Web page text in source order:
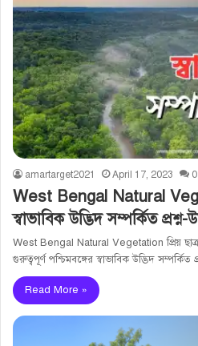
amartarget2021 April 17, 2023 0
West Bengal Natural
স্বাভাবিক উদ্ভিদ সম্পর্কিত
West Bengal Natural Vegetation প্রিয়
গুরুত্বপূর্ণ পশ্চিমবঙ্গের স্বাভাবিক উদ্ভিদ
Read More »